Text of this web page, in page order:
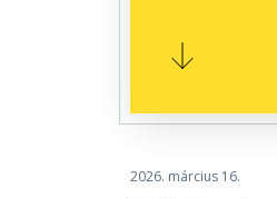
2026. március 16.